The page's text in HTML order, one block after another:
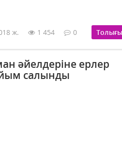
ж. 1 454 0
әйелдеріне ерлер
салынды